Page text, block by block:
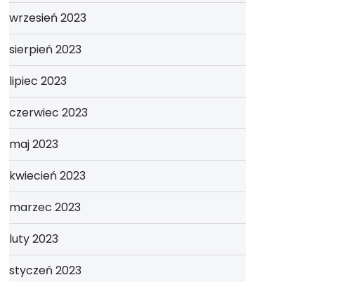
wrzesień 2023
sierpień 2023
lipiec 2023
czerwiec 2023
maj 2023
kwiecień 2023
marzec 2023
luty 2023
styczeń 2023